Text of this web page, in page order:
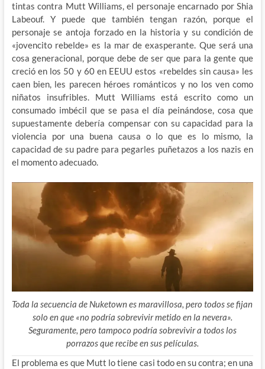
tintas contra Mutt Williams, el personaje encarnado por Shia
Labeouf. Y puede que también tengan razón, porque el
personaje se antoja forzado en la historia y su condición de
«jovencito rebelde» es la mar de exasperante. Que será una
cosa generacional, porque debe de ser que para la gente que
creció en los 50 y 60 en EEUU estos «rebeldes sin causa» les
caen bien, les parecen héroes románticos y no los ven como
niñatos insufribles. Mutt Williams está escrito como un
consumado imbécil que se pasa el día peinándose, cosa que
supuestamente debería compensar con su capacidad para la
violencia por una buena causa o lo que es lo mismo, la
capacidad de su padre para pegarles puñetazos a los nazis en
el momento adecuado.
Toda la secuencia de Nuketown es maravillosa, pero todos se fijan
solo en que «no podría sobrevivir metido en la nevera».
Seguramente, pero tampoco podría sobrevivir a todos los
porrazos que recibe en sus películas.
El problema es que Mutt lo tiene casi todo en su contra; en una